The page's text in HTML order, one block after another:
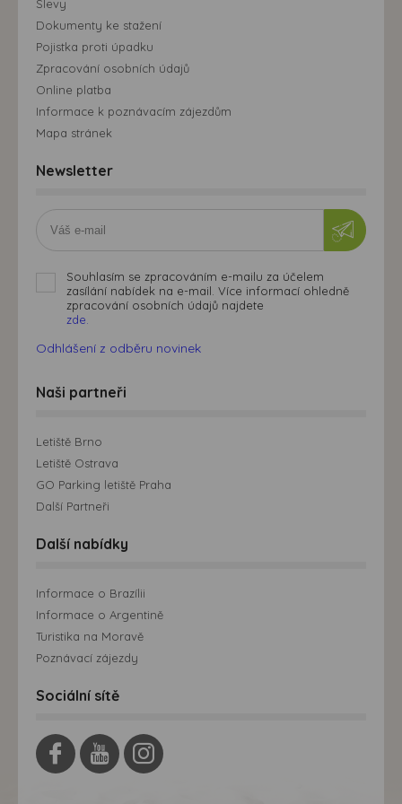
Slevy
Dokumenty ke stažení
Pojistka proti úpadku
Zpracování osobních údajů
Online platba
Informace k poznávacím zájezdům
Mapa stránek
Newsletter
Souhlasím se zpracováním e-mailu za účelem
zasílání nabídek na e-mail. Více informací ohledně
zpracování osobních údajů najdete
zde.
Odhlášení z odběru novinek
Naši partneři
Letiště Brno
Letiště Ostrava
GO Parking letiště Praha
Další Partneři
Další nabídky
Informace o Brazílii
Informace o Argentině
Turistika na Moravě
Poznávací zájezdy
Sociální sítě